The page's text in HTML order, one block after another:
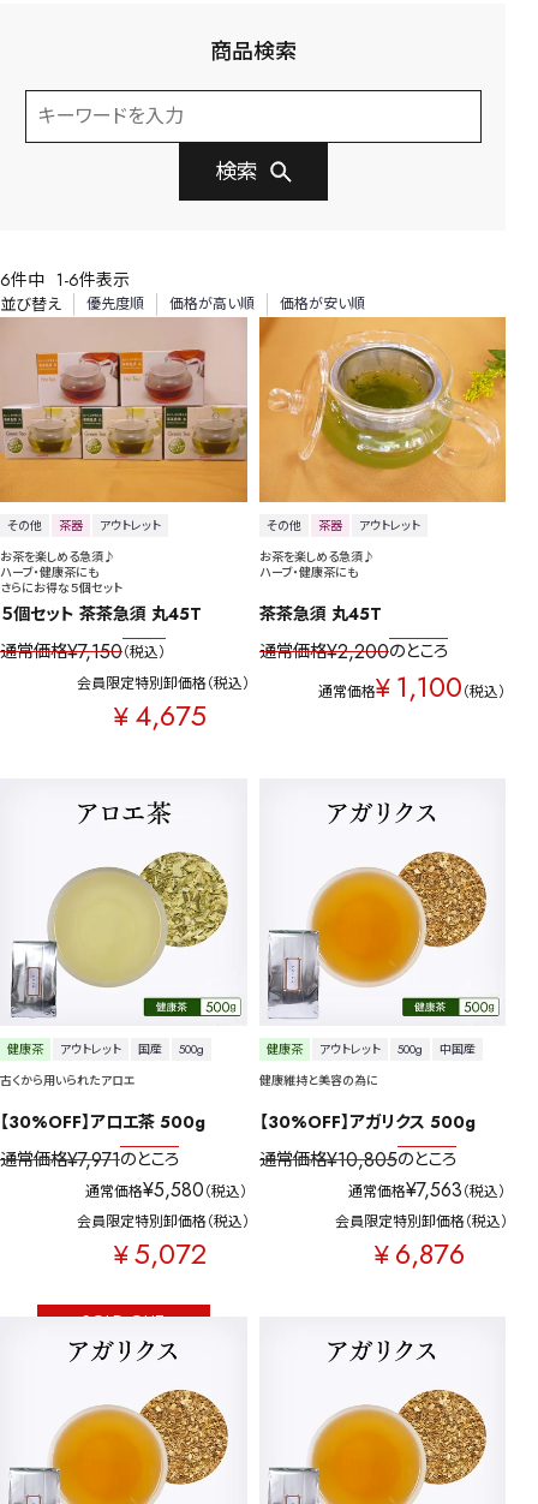
詳細検索
商品検索
検索
並び替え 優先度順 価格が高い順 価格が安い順
6件中 1-6件表示
その他 茶器
アウトレット
お茶を楽しめる急須♪
ハーブ・健康茶にも
さらにお得な５個セット
５個セット 茶茶急須 丸45T
通常価格¥7,150 税込
会員限定特別卸価格
¥4,675
税込
その他 茶器
アウトレット
お茶を楽しめる急須♪
ハーブ・健康茶にも
茶茶急須 丸45T
通常価格¥2,200のところ
通常価格¥1,100 税込
健康茶 アウトレット 国産
500g
古くから用いられたアロエ
【30%OFF】アロエ茶 500g
通常価格¥7,971のところ
通常価格¥5,580 税込
会員限定特別卸価格
¥5,072
税込
SOLD OUT
健康茶 アウトレット 500g
中国産
健康維持と美容の為に
【30%OFF】アガリクス 500g
通常価格¥10,805のところ
通常価格¥7,563 税込
会員限定特別卸価格
¥6,876
税込